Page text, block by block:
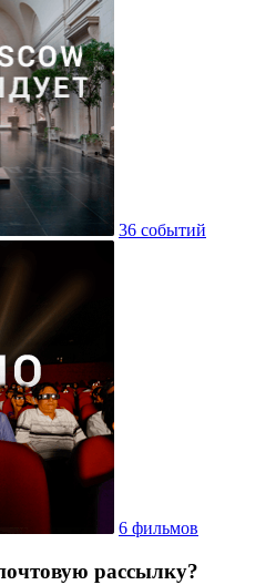
36 событий
6 фильмов
рассылку?